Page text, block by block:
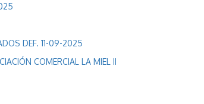
DEF. 11-09-2025
COMERCIAL LA MIEL II